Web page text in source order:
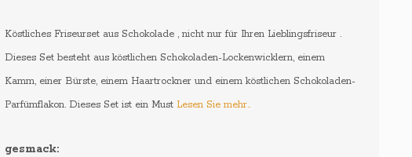
Köstliches Friseurset aus Schokolade , nicht nur für Ihren Lieblingsfriseur .
Dieses Set besteht aus köstlichen Schokoladen-Lockenwicklern, einem
Kamm, einer Bürste, einem Haartrockner und einem köstlichen Schokoladen-
Parfümflakon. Dieses Set ist ein Must Lesen Sie mehr..
gesmack: